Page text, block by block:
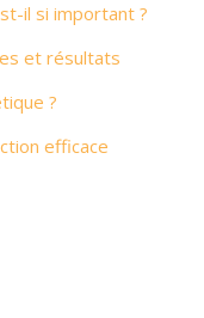
il si important ?
et résultats
?
efficace